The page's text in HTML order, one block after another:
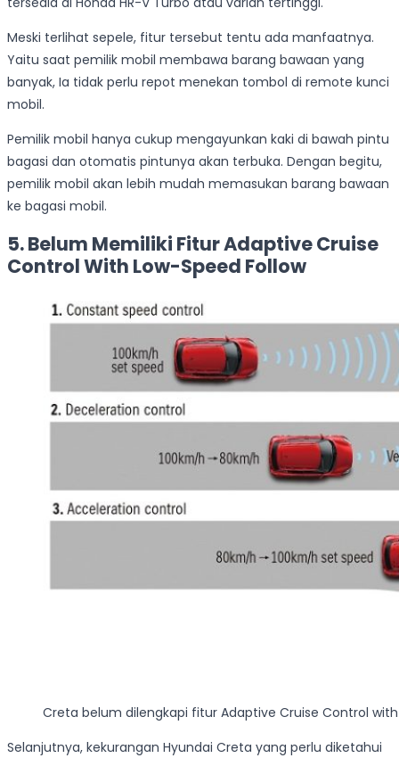
Meski terlihat sepele, fitur tersebut tentu ada manfaatnya.
Yaitu saat pemilik mobil membawa barang bawaan yang
banyak, Ia tidak perlu repot menekan tombol di remote kunci
mobil.
Pemilik mobil hanya cukup mengayunkan kaki di bawah pintu
bagasi dan otomatis pintunya akan terbuka. Dengan begitu,
pemilik mobil akan lebih mudah memasukan barang bawaan
ke bagasi mobil.
5. Belum Memiliki Fitur Adaptive Cruise
Control With Low-Speed Follow
Creta belum dilengkapi fitur Adaptive Cruise Control with
Selanjutnya, kekurangan Hyundai Creta yang perlu diketahui